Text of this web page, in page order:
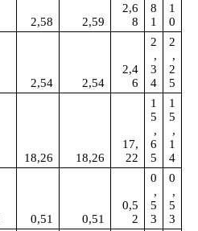
2,58 2,59
2,6
8
8
1
1
0
2,54 2,54
2,4
6
2
,
3
4
2
,
2
5
18,26 18,26
17,
22
1
5
,
6
5
1
5
,
1
4
0,51 0,51
0,5
2
0
,
5
3
0
,
5
3